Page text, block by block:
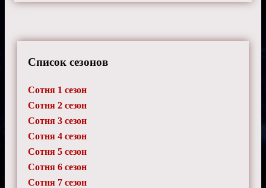
Сотня дает уроки лидерства через
Актерский состав Сотны - одно из ее
крупнейших достоинств. Браво!
Список сезонов
Сотня 1 сезон
Сотня 2 сезон
Сотня 3 сезон
Сотня 4 сезон
Сотня 5 сезон
Сотня 6 сезон
Сотня 7 сезон